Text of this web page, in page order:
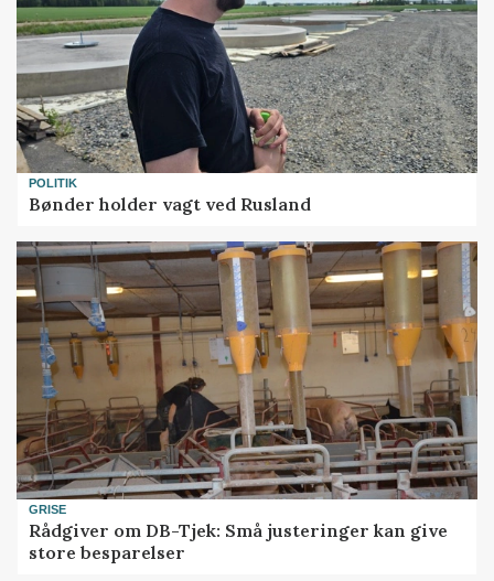
POLITIK
Bønder holder vagt ved Rusland
GRISE
Rådgiver om DB-Tjek: Små justeringer kan give
store besparelser